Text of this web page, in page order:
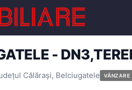
-
Călărași, Belciugatele VÂNZARE